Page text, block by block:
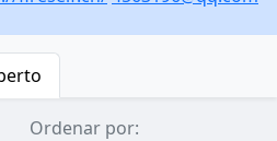
Ordenar por: